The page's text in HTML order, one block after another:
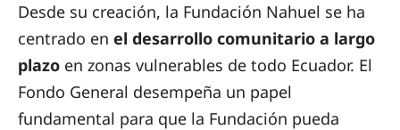
Desde su creación, la Fundación Nahuel se ha
centrado en el desarrollo comunitario a largo
plazo en zonas vulnerables de todo Ecuador. El
Fondo General desempeña un papel
fundamental para que la Fundación pueda